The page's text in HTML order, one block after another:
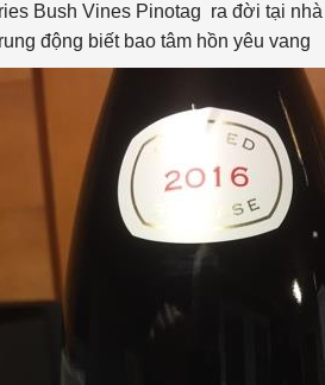
Bush Vines Pinotag ra đời tại
động biết bao tâm hồn yêu vang